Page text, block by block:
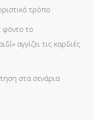
τρόπο
το
αγγίζει τις καρδιές
στα σενάρια